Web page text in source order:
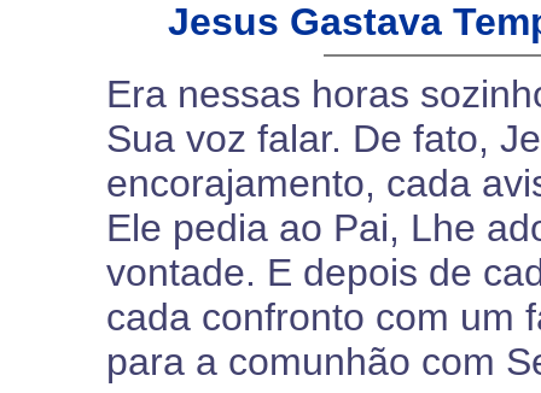
Jesus Gastava
Era nessas horas
Sua voz falar. De fato,
encorajamento, cada
Ele pedia ao Pai, Lhe
vontade. E depois de
cada confronto com um
para a comunhão com